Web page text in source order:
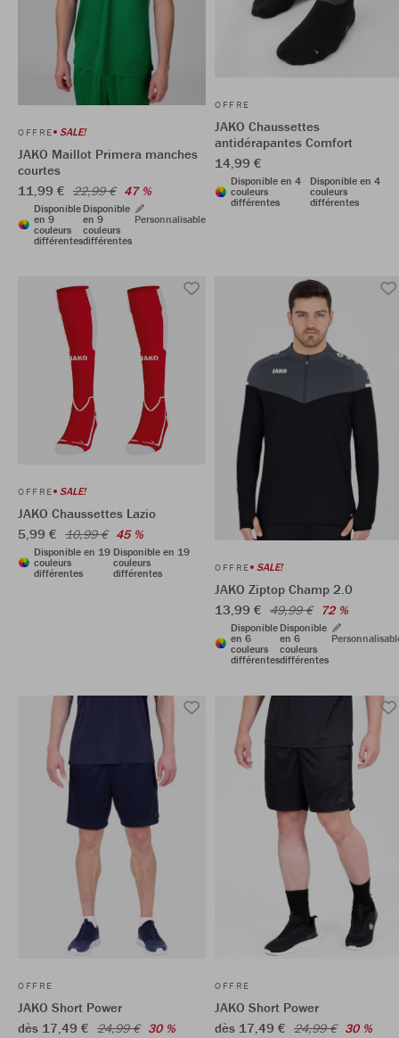
OFFRE SALE!
JAKO Maillot Primera manches
courtes
11,99 € 22,99 € 47 %
Disponible
en 9
couleurs
différentes
Disponible
en 9
couleurs
différentes
Personnalisable
OFFRE
JAKO Chaussettes
antidérapantes Comfort
14,99 €
Disponible en 4
couleurs
différentes
Disponible en 4
couleurs
différentes
OFFRE SALE!
JAKO Chaussettes Lazio
5,99 € 10,99 € 45 %
Disponible en 19
couleurs
différentes
Disponible en 19
couleurs
différentes
OFFRE SALE!
JAKO Ziptop Champ 2.0
13,99 € 49,99 € 72 %
Disponible
en 6
couleurs
différentes
Disponible
en 6
couleurs
différentes
OFFRE
JAKO Short Power
dès 17,49 € 24,99 € 30 %
OFFRE
JAKO Short Power
dès 17,49 € 24,99 € 30 %